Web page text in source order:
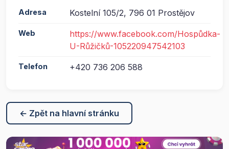
Adresa Kostelní 105/2, 796 01 Prostějov
Web
https://www.facebook.com/Hospůdka-
U-Růžičků-105220947542103
Telefon +420 736 206 588
← Zpět na hlavní stránku